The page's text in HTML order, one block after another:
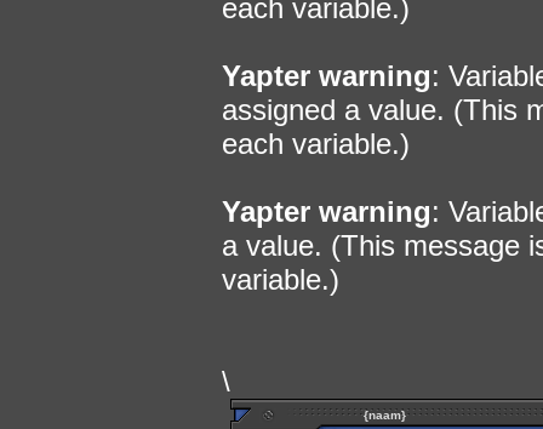
each variable.)
Yapter warning:
assigned a value. (This
each variable.)
Yapter warning:
a value. (This message
variable.)
\
{naam}